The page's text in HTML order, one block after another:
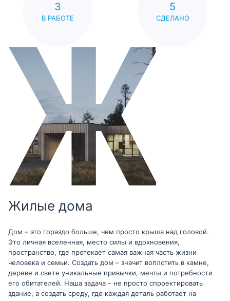
3
В РАБОТЕ
5
СДЕЛАНО
Жилые дома
Дом – это гораздо больше, чем просто крыша над головой.
Это личная вселенная, место силы и вдохновения,
пространство, где протекает самая важная часть жизни
человека и семьи. Создать дом – значит воплотить в камне,
дереве и свете уникальные привычки, мечты и потребности
его обитателей. Наша задача – не просто спроектировать
здание, а создать среду, где каждая деталь работает на